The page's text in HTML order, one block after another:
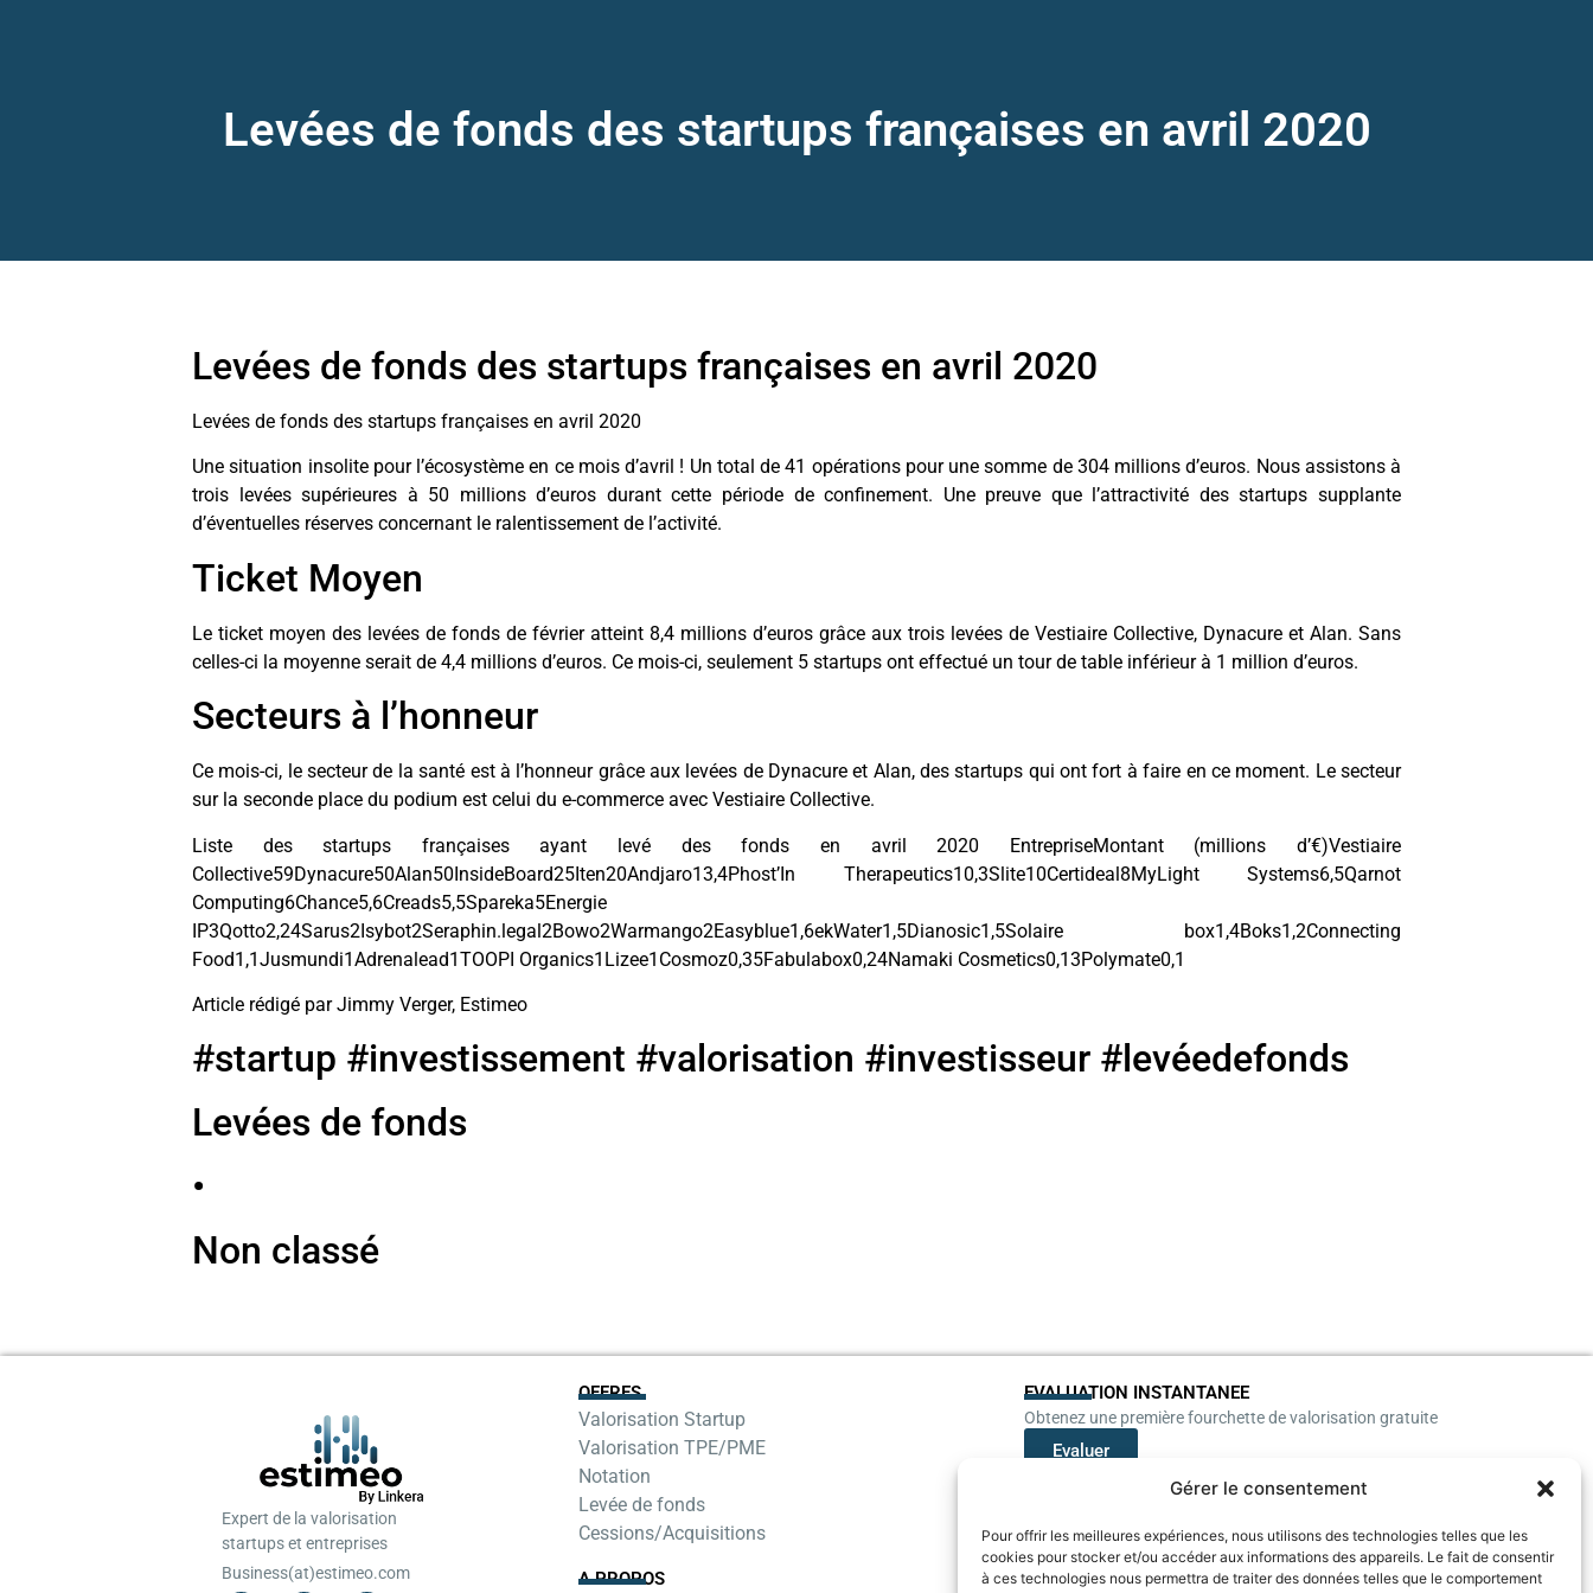
Gérer le consentement
Pour offrir les meilleures expériences, nous utilisons des technologies telles que les
cookies pour stocker et/ou accéder aux informations des appareils. Le fait de consentir
à ces technologies nous permettra de traiter des données telles que le comportement
Levées de fonds des startups françaises en avril 2020
Levées de fonds des startups françaises en avril 2020
Levées de fonds des startups françaises en avril 2020
Une situation insolite pour l’écosystème en ce mois d’avril ! Un total de 41 opérations pour une somme de 304 millions d’euros. Nous assistons à
trois levées supérieures à 50 millions d’euros durant cette période de confinement. Une preuve que l’attractivité des startups supplante
d’éventuelles réserves concernant le ralentissement de l’activité.
Ticket Moyen
Le ticket moyen des levées de fonds de février atteint 8,4 millions d’euros grâce aux trois levées de Vestiaire Collective, Dynacure et Alan. Sans
celles-ci la moyenne serait de 4,4 millions d’euros. Ce mois-ci, seulement 5 startups ont effectué un tour de table inférieur à 1 million d’euros.
Secteurs à l’honneur
Ce mois-ci, le secteur de la santé est à l’honneur grâce aux levées de Dynacure et Alan, des startups qui ont fort à faire en ce moment. Le secteur
sur la seconde place du podium est celui du e-commerce avec Vestiaire Collective.
Liste des startups françaises ayant levé des fonds en avril 2020 EntrepriseMontant (millions d’€)Vestiaire
Collective59Dynacure50Alan50InsideBoard25Iten20Andjaro13,4Phost’In Therapeutics10,3Slite10Certideal8MyLight Systems6,5Qarnot
Computing6Chance5,6Creads5,5Spareka5Energie
IP3Qotto2,24Sarus2Isybot2Seraphin.legal2Bowo2Warmango2Easyblue1,6ekWater1,5Dianosic1,5Solaire box1,4Boks1,2Connecting
Food1,1Jusmundi1Adrenalead1TOOPI Organics1Lizee1Cosmoz0,35Fabulabox0,24Namaki Cosmetics0,13Polymate0,1
Article rédigé par Jimmy Verger, Estimeo
#startup #investissement #valorisation #investisseur #levéedefonds
Levées de fonds
•
Non classé
Expert de la valorisation
startups et entreprises
Business(at)estimeo.com
OFFRES
Valorisation Startup
Valorisation TPE/PME
Notation
Levée de fonds
Cessions/Acquisitions
A PROPOS
EVALUATION INSTANTANEE
Obtenez une première fourchette de valorisation gratuite
Evaluer